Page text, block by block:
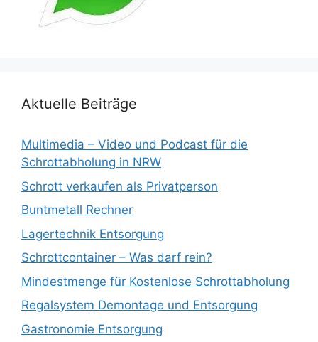
Aktuelle Beiträge
Multimedia – Video und Podcast für die
Schrottabholung in NRW
Schrott verkaufen als Privatperson
Buntmetall Rechner
Lagertechnik Entsorgung
Schrottcontainer – Was darf rein?
Mindestmenge für Kostenlose Schrottabholung
Regalsystem Demontage und Entsorgung
Gastronomie Entsorgung